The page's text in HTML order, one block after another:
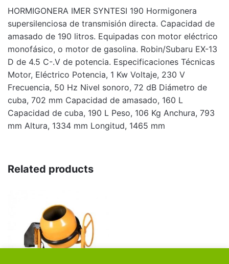
HORMIGONERA IMER SYNTESI 190 Hormigonera
supersilenciosa de transmisión directa. Capacidad de
amasado de 190 litros. Equipadas con motor eléctrico
monofásico, o motor de gasolina. Robin/Subaru EX-13
D de 4.5 C-.V de potencia. Especificaciones Técnicas
Motor, Eléctrico Potencia, 1 Kw Voltaje, 230 V
Frecuencia, 50 Hz Nivel sonoro, 72 dB Diámetro de
cuba, 702 mm Capacidad de amasado, 160 L
Capacidad de cuba, 190 L Peso, 106 Kg Anchura, 793
mm Altura, 1334 mm Longitud, 1465 mm
Related products